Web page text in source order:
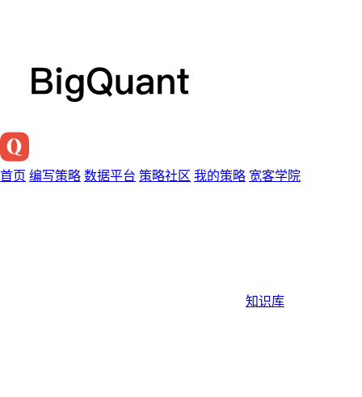
首页 编写策略 数据平台 策略社区 我的策略 宽客学院
知识库